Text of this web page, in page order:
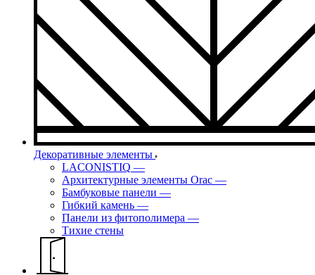
Декоративные элементы
LACONISTIQ —
Архитектурные элементы Orac —
Бамбуковые панели —
Гибкий камень —
Панели из фитополимера —
Тихие стены